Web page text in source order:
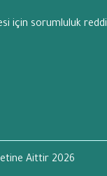
için sorumluluk reddi
Aittir 2026